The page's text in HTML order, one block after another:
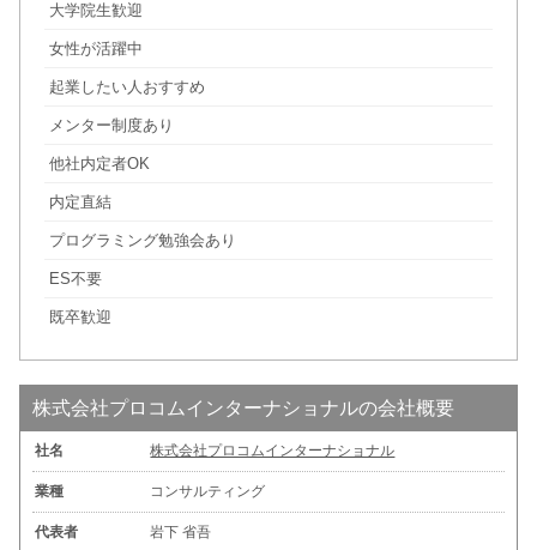
大学院生歓迎
女性が活躍中
起業したい人おすすめ
メンター制度あり
他社内定者OK
内定直結
プログラミング勉強会あり
ES不要
既卒歓迎
株式会社プロコムインターナショナルの会社概要
社名 株式会社プロコムインターナショナル
業種 コンサルティング
代表者 岩下 省吾